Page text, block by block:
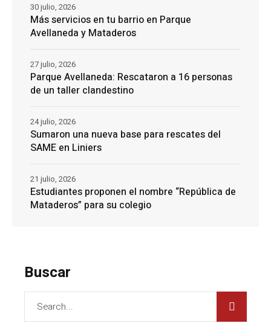
Más servicios en tu barrio en Parque
Avellaneda y Mataderos
30 julio, 2026
Parque Avellaneda: Rescataron a 16 personas
de un taller clandestino
27 julio, 2026
Sumaron una nueva base para rescates del
SAME en Liniers
24 julio, 2026
Estudiantes proponen el nombre “República de
Mataderos” para su colegio
21 julio, 2026
Buscar